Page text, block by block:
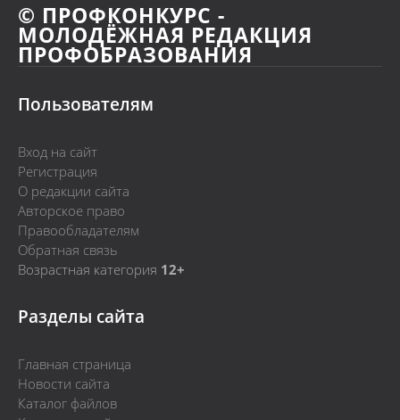
© ПРОФКОНКУРС -
МОЛОДЁЖНАЯ РЕДАКЦИЯ
ПРОФОБРАЗОВАНИЯ
Пользователям
Вход на сайт
Регистрация
О редакции сайта
Авторское право
Правообладателям
Обратная связь
Возрастная категория 12+
Разделы сайта
Главная страница
Новости сайта
Каталог файлов